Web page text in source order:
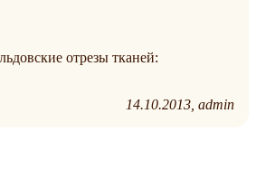
отрезы тканей:
14.10.2013 admin